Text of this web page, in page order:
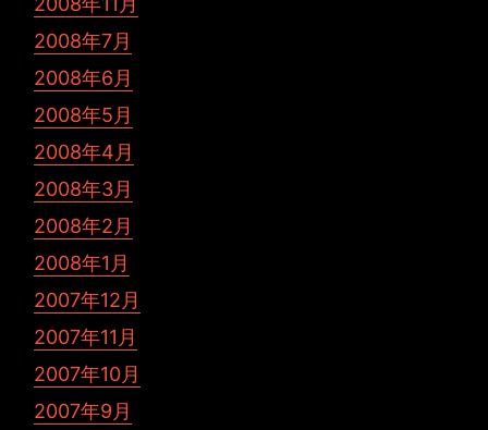
2008年7月
2008年6月
2008年5月
2008年4月
2008年3月
2008年2月
2008年1月
2007年12月
2007年11月
2007年10月
2007年9月